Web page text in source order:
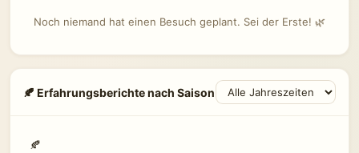
Noch niemand hat einen Besuch geplant. Sei der Erste! 🌿
🍂 Erfahrungsberichte nach Saison
🍂